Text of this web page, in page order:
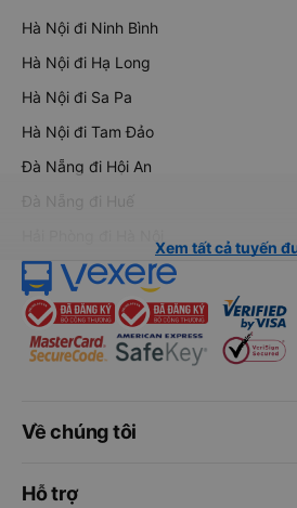
Hà Nội đi Ninh Bình
Hà Nội đi Hạ Long
Hà Nội đi Sa Pa
Hà Nội đi Tam Đảo
Đà Nẵng đi Hội An
Đà Nẵng đi Huế
Xem tất cả tuyến
Về chúng tôi
Hỗ trợ